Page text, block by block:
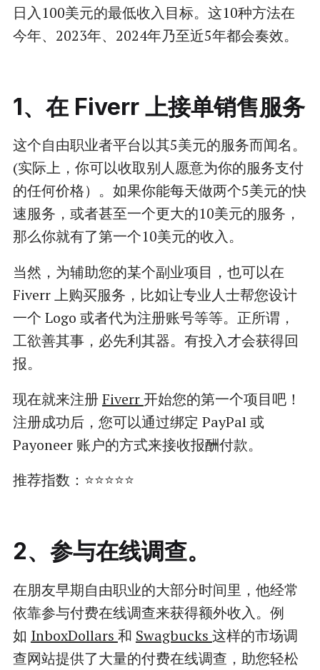
日入100美元的最低收入目标。这10种方法在
今年、2023年、2024年乃至近5年都会奏效。
1、在 Fiverr 上接单销售服务
这个自由职业者平台以其5美元的服务而闻名。
(实际上，你可以收取别人愿意为你的服务支付
的任何价格）。如果你能每天做两个5美元的快
速服务，或者甚至一个更大的10美元的服务，
那么你就有了第一个10美元的收入。
当然，为辅助您的某个副业项目，也可以在
Fiverr 上购买服务，比如让专业人士帮您设计
一个 Logo 或者代为注册账号等等。正所谓，
工欲善其事，必先利其器。有投入才会获得回
报。
现在就来注册Fiverr开始您的第一个项目吧！
注册成功后，您可以通过绑定 PayPal 或
Payoneer 账户的方式来接收报酬付款。
推荐指数：⭐⭐⭐⭐⭐
2、参与在线调查。
在朋友早期自由职业的大部分时间里，他经常
依靠参与付费在线调查来获得额外收入。例
如 InboxDollars 和 Swagbucks 这样的市场调
查网站提供了大量的付费在线调查，助您轻松